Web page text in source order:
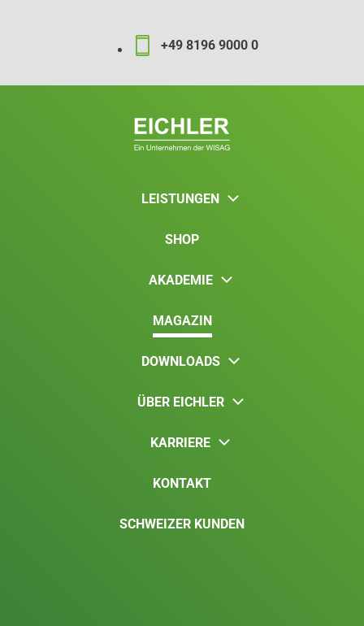
+49 8196 9000 0
LEISTUNGEN
SHOP
AKADEMIE
MAGAZIN
DOWNLOADS
ÜBER EICHLER
KARRIERE
KONTAKT
SCHWEIZER KUNDEN